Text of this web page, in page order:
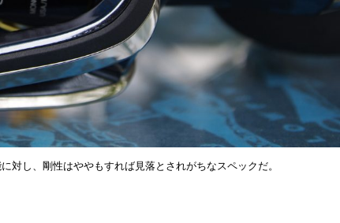
対し、剛性はややもすれば見落とされがちなスペックだ。